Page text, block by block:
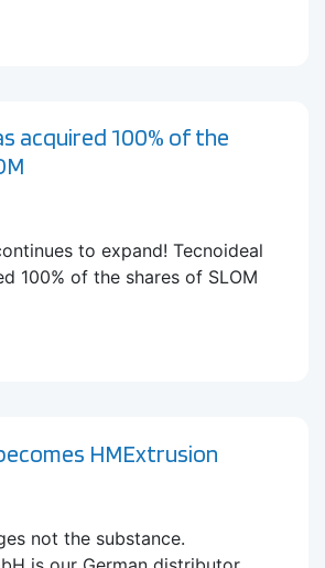
acquired 100% of the
to expand! Tecnoideal
100% of the shares of SLOM
HMExtrusion
not the substance.